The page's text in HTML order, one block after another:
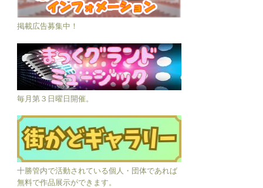
掲載広告募集中！
毎月第３日曜日開催。
十勝管内で活動されている個人・団体であれば
無料で作品展示ができます。